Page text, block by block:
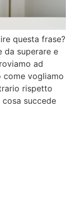
questa frase?
da superare e
ad
come vogliamo
rispetto
succede